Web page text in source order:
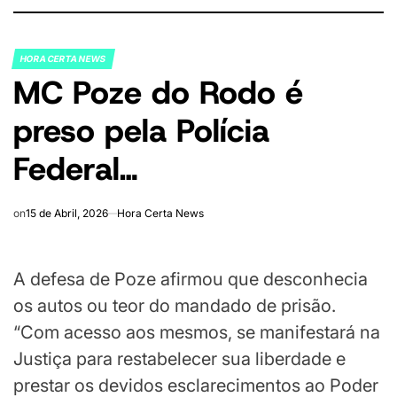
POSTED
IN
HORA CERTA NEWS
MC Poze do Rodo é
preso pela Polícia
Federal…
on15 de Abril, 2026 Hora Certa News
A defesa de Poze afirmou que desconhecia
os autos ou teor do mandado de prisão.
“Com acesso aos mesmos, se manifestará na
Justiça para restabelecer sua liberdade e
prestar os devidos esclarecimentos ao Poder